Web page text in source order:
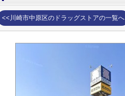
<<川崎市中原区のドラッグストアの一覧へ